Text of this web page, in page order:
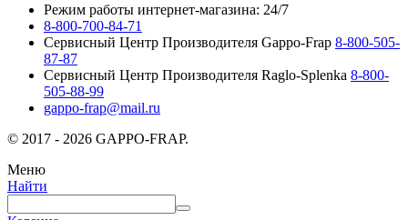
Режим работы интернет-магазина: 24/7
8-800-700-84-71
Сервисный Центр Производителя Gappo-Frap 8-800-505-
87-87
Сервисный Центр Производителя Raglo-Splenka 8-800-
505-88-99
gappo-frap@mail.ru
© 2017 - 2026 GAPPO-FRAP.
Меню
Найти